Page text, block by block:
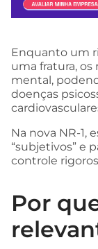
Enquanto um
uma fratura, os
mental,
doenças
Na nova NR-1,
“subjetivos” e
controle
Por